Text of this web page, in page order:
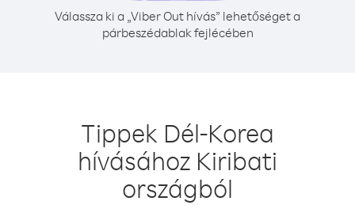
Válassza ki a „Viber Out hívás” lehetőséget a
párbeszédablak fejlécében
Tippek Dél-Korea
hívásához Kiribati
országból